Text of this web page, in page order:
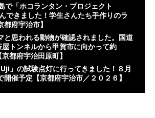
で「ホコランタン・プロジェクト
できました！学生さんたち手作りのラ
府宇治市】
と思われる動物が確認されました。国道
トンネルから甲賀市に向かって約
都府宇治田原町】
Uji」の試験点灯に行ってきました！８月
開催予定【京都府宇治市／２０２６】